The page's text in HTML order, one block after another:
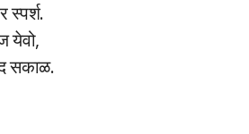
स्पर्श.
येवो,
सकाळ.